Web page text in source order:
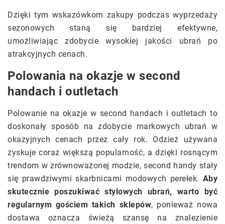
Dzięki tym wskazówkom zakupy podczas wyprzedaży
sezonowych staną się bardziej efektywne,
umożliwiając zdobycie wysokiej jakości ubrań po
atrakcyjnych cenach.
Polowania na okazje w second
handach i outletach
Polowanie na okazje w second handach i outletach to
doskonały sposób na zdobycie markowych ubrań w
okazyjnych cenach przez cały rok. Odzież używana
zyskuje coraz większą popularność, a dzięki rosnącym
trendom w zrównoważonej modzie, second handy stały
się prawdziwymi skarbnicami modowych perełek. Aby
skutecznie poszukiwać stylowych ubrań, warto być
regularnym gościem takich sklepów, ponieważ nowa
dostawa oznacza świeżą szansę na znalezienie